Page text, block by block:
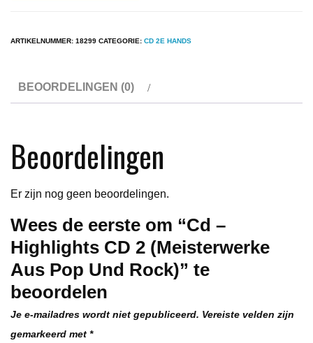
(Meisterwerke
Und
Rock)
ARTIKELNUMMER: 18299 CATEGORIE: CD 2E HANDS
BEOORDELINGEN (0)
Beoordelingen
Er zijn nog geen beoordelingen.
Wees de eerste om “Cd –
Highlights CD 2 (Meisterwerke
Aus Pop Und Rock)” te
beoordelen
Je e-mailadres wordt niet gepubliceerd. Vereiste velden zijn
gemarkeerd met *